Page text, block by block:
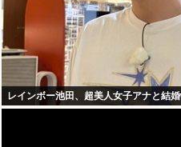
レインボー池田、超美人女子アナと結